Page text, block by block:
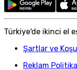
Türkiye'de ikinci el
Şartlar ve
Reklam